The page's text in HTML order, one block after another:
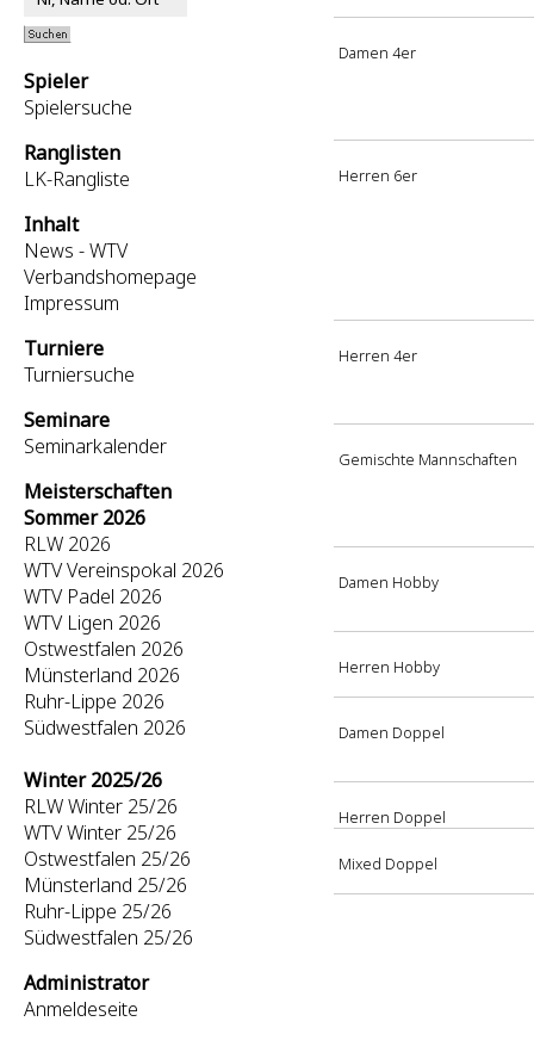
Spieler
Spielersuche
Ranglisten
LK-Rangliste
Inhalt
News - WTV
Verbandshomepage
Impressum
Turniere
Turniersuche
Seminare
Seminarkalender
Meisterschaften
Sommer 2026
RLW 2026
WTV Vereinspokal 2026
WTV Padel 2026
WTV Ligen 2026
Ostwestfalen 2026
Münsterland 2026
Ruhr-Lippe 2026
Südwestfalen 2026
Winter 2025/26
RLW Winter 25/26
WTV Winter 25/26
Ostwestfalen 25/26
Münsterland 25/26
Ruhr-Lippe 25/26
Südwestfalen 25/26
Administrator
Anmeldeseite
Damen 4er
Herren 6er
Herren 4er
Gemischte Mannschaften
Damen Hobby
Herren Hobby
Damen Doppel
Herren Doppel
Mixed Doppel